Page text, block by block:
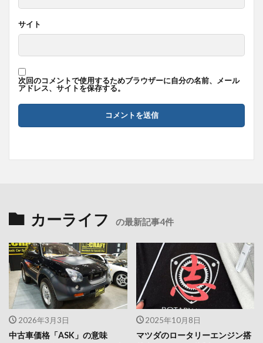
サイト
次回のコメントで使用するためブラウザーに自分の名前、メール
アドレス、サイトを保存する。
カーライフ の最新記事4件
2026年3月3日
中古車価格「ASK」の意味
2025年10月8日
マツダのロータリーエンジン搭